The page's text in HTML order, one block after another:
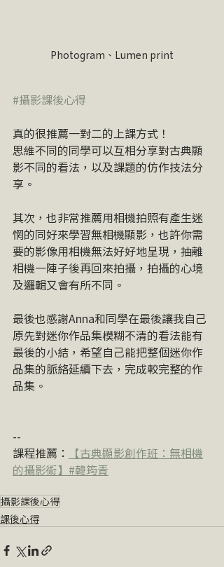
Photogram、Lumen print
#攝影課後心得
真的很推薦一對二的上課方式！
思維不同的同學可以互相分享對古典顯
影不同的看法，以及課題的仿作技法分
享。
其次，也非常推薦用相機拍照有產生迷
惘的同好來學習無相機顯影，也許你需
要的影像用相機無法好好地呈現，抽離
相機一陣子後再回來拍攝，拍攝的心境
及邏輯又會有所不同。
最後也感謝Anna和同學在最後讓我自己
原先對迷你作品集模糊不清的看法能有
最後的小結，希望自己能把整個迷你作
品集的脈絡延續下去，完成較完整的作
品集。
--
課程推薦：
【古典顯影創作班：無相機
的攝影術】#韓筠青
攝影課後心得
課後心得